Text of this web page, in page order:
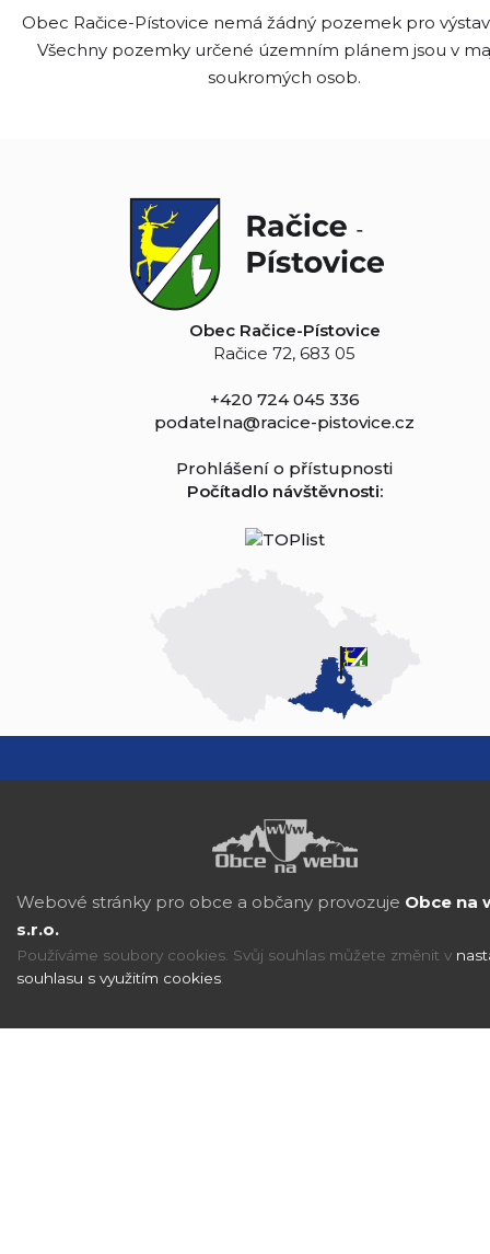
Obec Račice-Pístovice nemá žádný pozemek pro
Všechny pozemky určené územním plánem jsou v
soukromých osob.
Obec Račice-Pístovice
Račice 72, 683 05
+420 724 045 336
podatelna@racice-pistovice.cz
Prohlášení o přístupnosti
Počítadlo návštěvnosti:
Webové stránky pro obce a občany provozuje Obce na
s.r.o.
Používáme soubory cookies. Svůj souhlas můžete změnit v
souhlasu s využitím cookies